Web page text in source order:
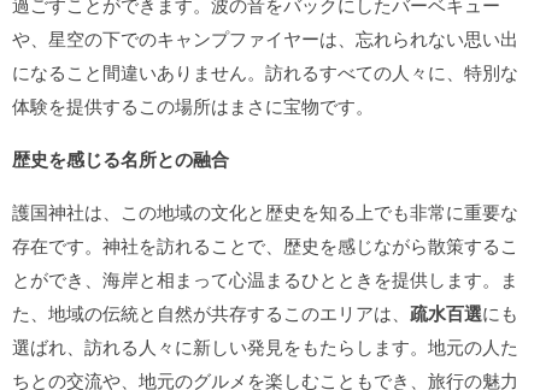
や、星空の下でのキャンプファイヤーは、忘れられない思い出
になること間違いありません。訪れるすべての人々に、特別な
体験を提供するこの場所はまさに宝物です。
歴史を感じる名所との融合
護国神社は、この地域の文化と歴史を知る上でも非常に重要な
存在です。神社を訪れることで、歴史を感じながら散策するこ
とができ、海岸と相まって心温まるひとときを提供します。ま
た、地域の伝統と自然が共存するこのエリアは、 疏水百選にも
選ばれ、訪れる人々に新しい発見をもたらします。地元の人た
ちとの交流や、地元のグルメを楽しむこともでき、旅行の魅力